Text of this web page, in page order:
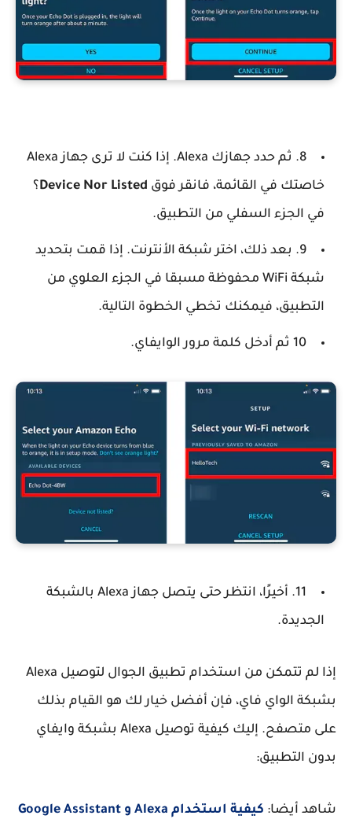
8. ثم حدد جهازك Alexa. إذا كنت لا ترى جهاز Alexa
خاصتك في القائمة، فانقر فوق Device Nor Listed؟
في الجزء السفلي من التطبيق.
9. بعد ذلك، اختر شبكة الأنترنت. إذا قمت بتحديد
شبكة WiFi محفوظة مسبقا في الجزء العلوي من
التطبيق، فيمكنك تخطي الخطوة التالية.
10 ثم أدخل كلمة مرور الوايفاي.
11. أخيرًا، انتظر حتى يتصل جهاز Alexa بالشبكة
الجديدة.
إذا لم تتمكن من استخدام تطبيق الجوال لتوصيل Alexa
بشبكة الواي فاي، فإن أفضل خيار لك هو القيام بذلك
على متصفح. إليك كيفية توصيل Alexa بشبكة وايفاي
بدون التطبيق:
شاهد أيضا:
كيفية استخدام Alexa و Google Assistant